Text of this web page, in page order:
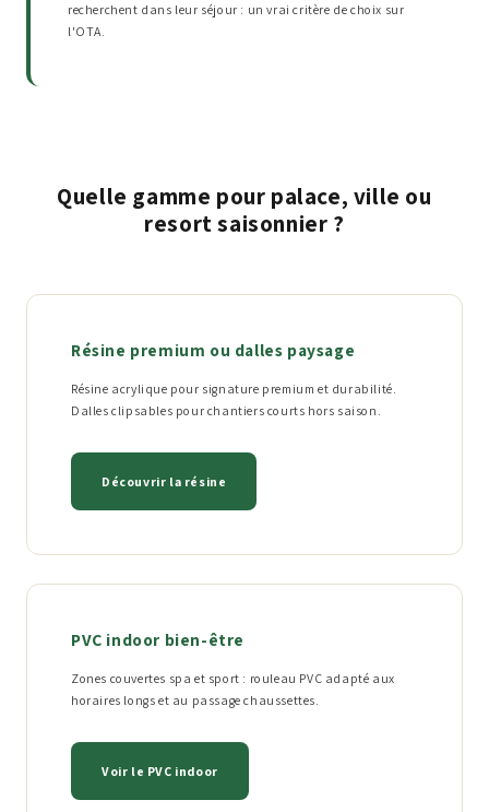
recherchent dans leur séjour : un vrai critère de choix sur
l'OTA.
Quelle gamme pour palace, ville ou
resort saisonnier ?
Résine premium ou dalles paysage
Résine acrylique pour signature premium et durabilité.
Dalles clipsables pour chantiers courts hors saison.
Découvrir la résine
PVC indoor bien-être
Zones couvertes spa et sport : rouleau PVC adapté aux
horaires longs et au passage chaussettes.
Voir le PVC indoor